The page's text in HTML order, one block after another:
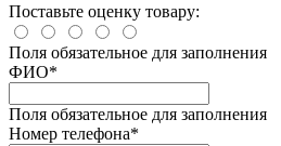
Поставьте оценку товару:
Поля обязательное для заполнения
ФИО*
Поля обязательное для заполнения
Номер телефона*